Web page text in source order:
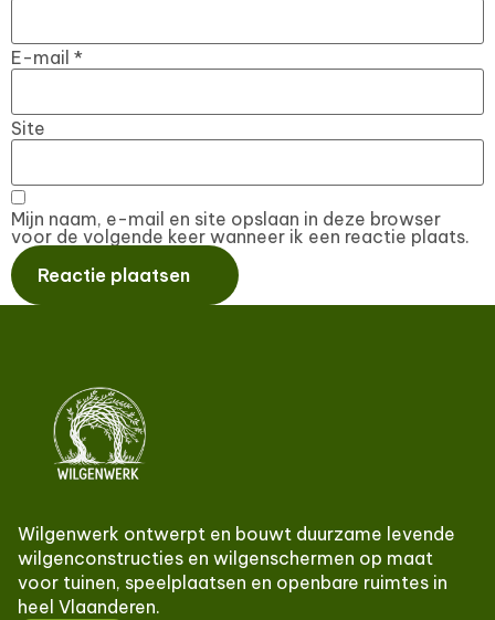
E-mail *
Site
Mijn naam, e-mail en site opslaan in deze browser
voor de volgende keer wanneer ik een reactie plaats.
Wilgenwerk ontwerpt en bouwt duurzame levende
wilgenconstructies en wilgenschermen op maat
voor tuinen, speelplaatsen en openbare ruimtes in
heel Vlaanderen.